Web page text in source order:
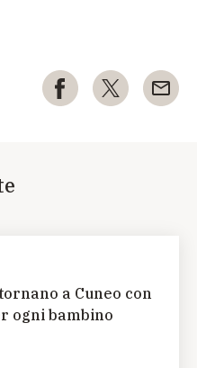
a Cuneo con
ogni bambino